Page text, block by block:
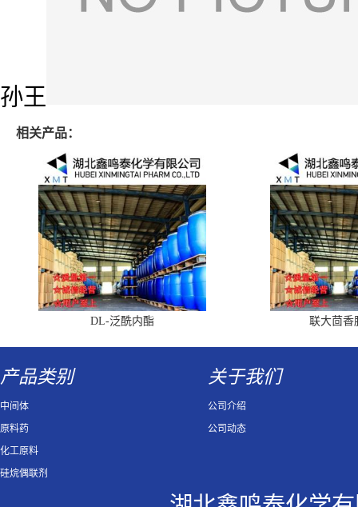
孙王
相关产品：
DL-泛酰内酯 联大茴香
产品类别
中间体
原料药
化工原料
硅烷偶联剂
关于我们
公司介绍
公司动态